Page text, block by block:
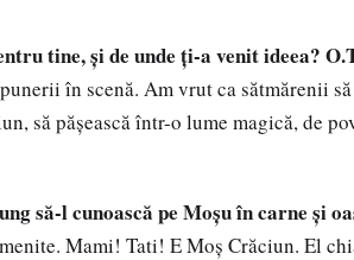
tine, şi de unde ţi-a venit ideea?
în scenă. Am vrut ca sătmărenii să
să păşească într-o lume magică, de
să-l cunoască pe Moşu în carne şi
Mami! Tati! E Moş Crăciun. El